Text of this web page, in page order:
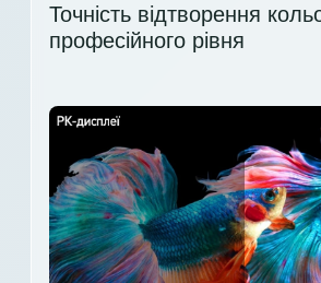
Точність відтворення
професійного рівня